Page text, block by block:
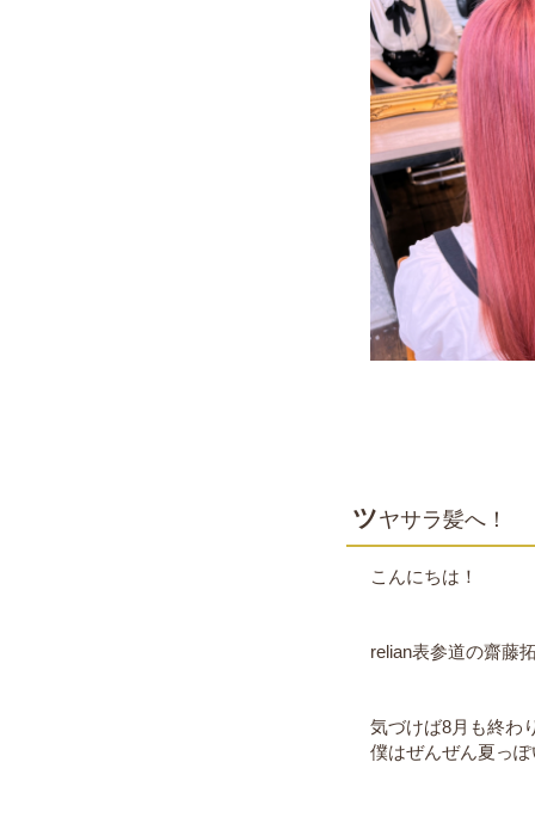
ツヤサラ髪へ！
こんにちは！
relian表参道の齋藤
気づけば8月も終わ
僕はぜんぜん夏っ